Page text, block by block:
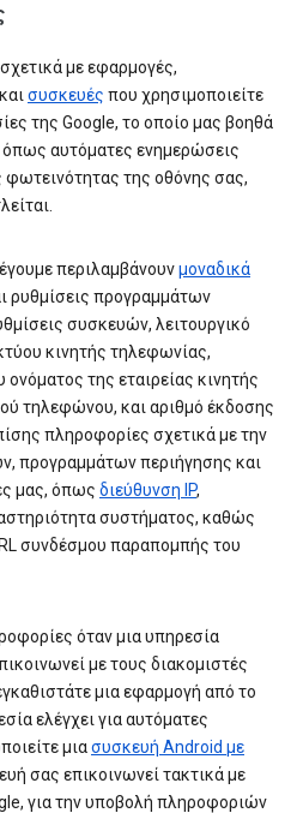
με εφαρμογές,
συσκευές που χρησιμοποιείτε
της Google, το οποίο μας βοηθά
όπως αυτόματες ενημερώσεις
της οθόνης σας,
περιλαμβάνουνμοναδικά
ρυθμίσεις προγραμμάτων
συσκευών, λειτουργικό
κινητής τηλεφωνίας,
της εταιρείας κινητής
τηλεφώνου, και αριθμό έκδοσης
πληροφορίες σχετικά με την
προγραμμάτων περιήγησης και
μας, όπως διεύθυνση IP,
συστήματος, καθώς
συνδέσμου παραπομπής του
όταν μια υπηρεσία
με τους διακομιστές
μια εφαρμογή από το
ελέγχει για αυτόματες
μιασυσκευή Android με
σας επικοινωνεί τακτικά με
για την υποβολή πληροφοριών